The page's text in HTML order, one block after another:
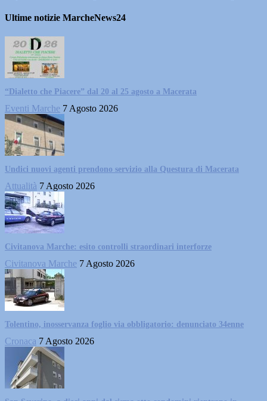
Ultime notizie MarcheNews24
“Dialetto che Piacere” dal 20 al 25 agosto a Macerata
Eventi Marche 7 Agosto 2026
Undici nuovi agenti prendono servizio alla Questura di Macerata
Attualità 7 Agosto 2026
Civitanova Marche: esito controlli straordinari interforze
Civitanova Marche 7 Agosto 2026
Tolentino, inosservanza foglio via obbligatorio: denunciato 34enne
Cronaca 7 Agosto 2026